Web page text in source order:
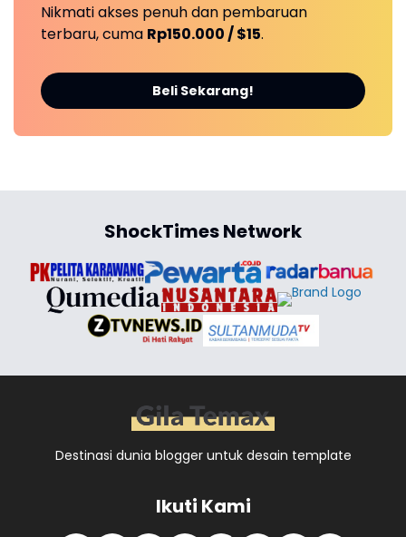
Nikmati akses penuh dan pembaruan
terbaru, cuma Rp150.000 / $15.
Beli Sekarang!
ShockTimes Network
Destinasi dunia blogger untuk desain template
Ikuti Kami